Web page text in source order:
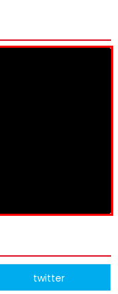
twitter